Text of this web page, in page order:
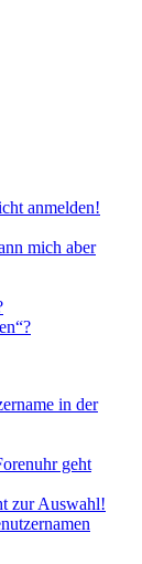
anmelden!
mich aber
in der
geht
zur Auswahl!